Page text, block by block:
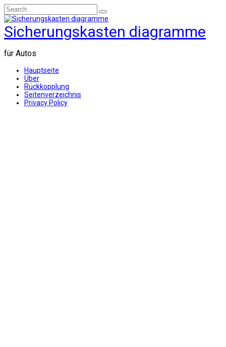
Skip
to
content
Search
for:
Sicherungskasten diagramme
für Autos
Hauptseite
Über
Rückkopplung
Seitenverzeichnis
Privacy Policy